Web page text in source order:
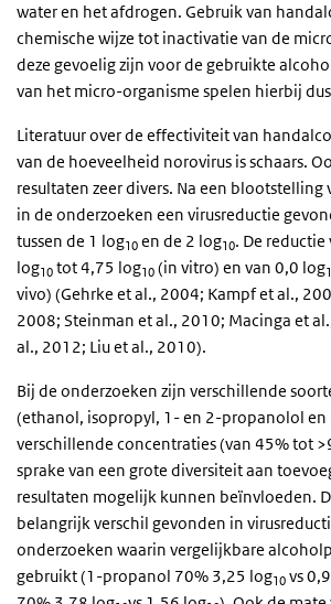
water en het afdrogen. Gebruik van
chemische wijze tot inactivatie van de
deze gevoelig zijn voor de gebruikte
van het micro-organisme spelen hierbij
Literatuur over de effectiviteit van
van de hoeveelheid norovirus is schaars.
resultaten zeer divers. Na een blootstelling
in de onderzoeken een virusreductie
tussen de 1 log10en de 2 log10. De
log10tot 4,75 log10(in vitro) en van 0,0 log
vivo) (Gehrke et al., 2004; Kampf et al.,
2008; Steinman et al., 2010; Macinga et
al., 2012; Liu et al., 2010).
Bij de onderzoeken zijn verschillende
(ethanol, isopropyl, 1- en 2-propanolol en
verschillende concentraties (van 45% tot
sprake van een grote diversiteit aan
resultaten mogelijk kunnen beïnvloeden.
belangrijk verschil gevonden in
onderzoeken waarin vergelijkbare
gebruikt (1-propanol 70% 3,25 log10vs